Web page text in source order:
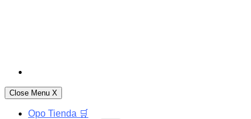
Close Menu X
Opo Tienda 🛒